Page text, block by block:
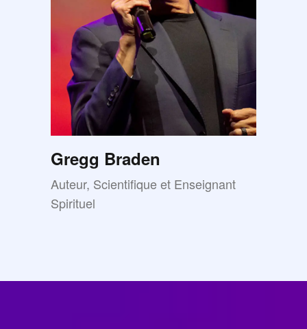
Gregg Braden
Auteur, Scientifique et Enseignant
Spirituel